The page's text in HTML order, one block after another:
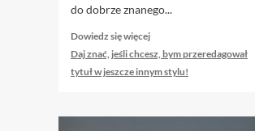
do dobrze znanego...
Dowiedz się więcejDowiedz
o
Daj znać, jeśli chcesz, bym przeredagował
tytuł w jeszcze innym stylu!